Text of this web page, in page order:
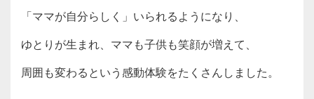
「ママが自分らしく」いられるようになり、
ゆとりが生まれ、ママも子供も笑顔が増えて、
周囲も変わるという感動体験をたくさんしました。